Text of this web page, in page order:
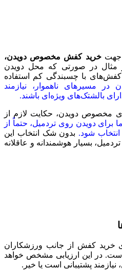
جهتخرید کفش مخصوص دویدن،
مثال در صورتی که محل دویدن
کفش‌های با چسبندگی کم استفاده
در مسیر‌های ناهموار، نیاز‌مند
بالشتک‌های ویژه‌ای باشند.
مخصوص دویدن، حکایت لازم از
اما برای دویدن روی تردمیل، حتماً از
شود. بدون شک انتخاب این
بسیار هوشمندانه و عاقلانه
خرید کفش از جانب ورزشکاران
در این ارزیابی مشخص خواهد
پشتیبانی است یا خیر.